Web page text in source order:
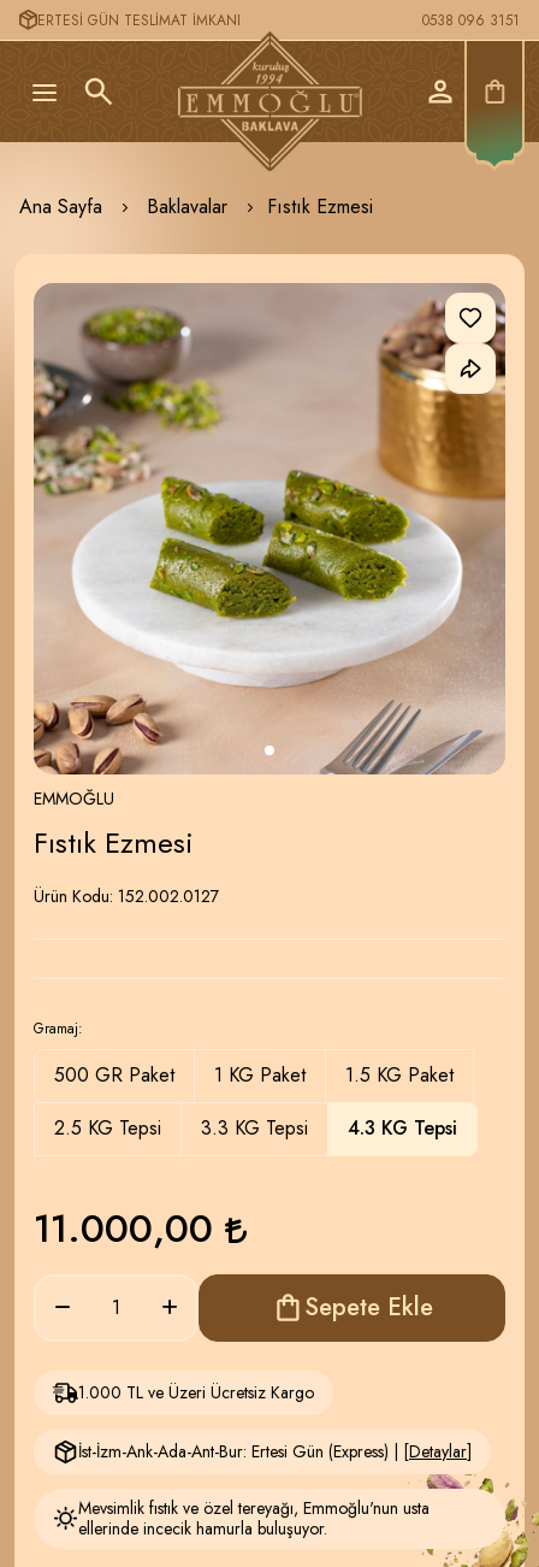
ERTESİ GÜN TESLİMAT İMKANI 0538 096 3151
Ana Sayfa Baklavalar Fıstık Ezmesi
EMMOĞLU
Fıstık Ezmesi
Ürün Kodu: 152.002.0127
Gramaj:
500 GR Paket 1 KG Paket
1.5 KG Paket
2.5 KG Tepsi
3.3 KG Tepsi 4.3 KG Tepsi
11.000,00
Sepete Ekle
1.000 TL ve Üzeri Ücretsiz Kargo
İst-İzm-Ank-Ada-Ant-Bur: Ertesi Gün (Express) | [Detaylar]
Mevsimlik fıstık ve özel tereyağı, Emmoğlu'nun usta
ellerinde incecik hamurla buluşuyor.